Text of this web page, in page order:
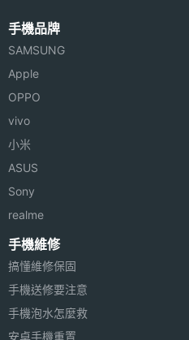
更新率
主螢幕
樣率
主相機
畫素
感光元
手機品牌
SAMSUNG
Apple
OPPO
vivo
小米
ASUS
Sony
realme
手機維修
搞懂維修保固
手機送修要注意
手機泡水怎麼救
安卓手機重置